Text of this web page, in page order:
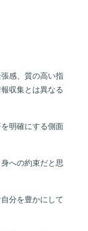
感、質の高い指
収集とは異なる
明確にする側面
への約束だと思
分を豊かにして